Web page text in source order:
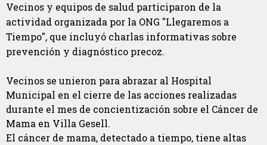
Vecinos y equipos de salud participaron de la
actividad organizada por la ONG "Llegaremos a
Tiempo", que incluyó charlas informativas sobre
prevención y diagnóstico precoz.
Vecinos se unieron para abrazar al Hospital
Municipal en el cierre de las acciones realizadas
durante el mes de concientización sobre el Cáncer de
Mama en Villa Gesell.
El cáncer de mama, detectado a tiempo, tiene altas